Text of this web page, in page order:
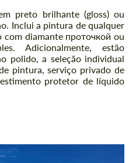
preto brilhante (gloss) ou
Inclui a pintura de qualquer
diamante проточкой ou
Adicionalmente, estão
polido, a seleção individual
pintura, serviço privado de
protetor de líquido